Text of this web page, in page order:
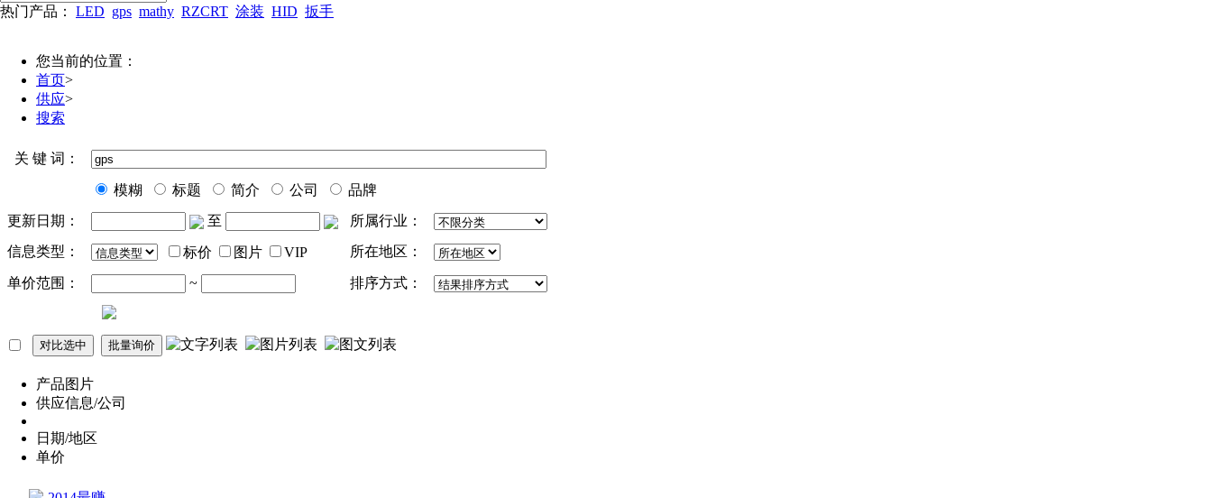
热门产品： LED gps mathy RZCRT 涂装 HID 扳手
您当前的位置：
首页>
供应>
搜索
关 键 词：
模糊 标题 简介 公司
品牌
更新日期：
至
所属行业：
信息类型：
标价 图片 VIP 所在地区：
单价范围： ~ 排序方式：
产品图片
供应信息/公司
日期/地区
单价